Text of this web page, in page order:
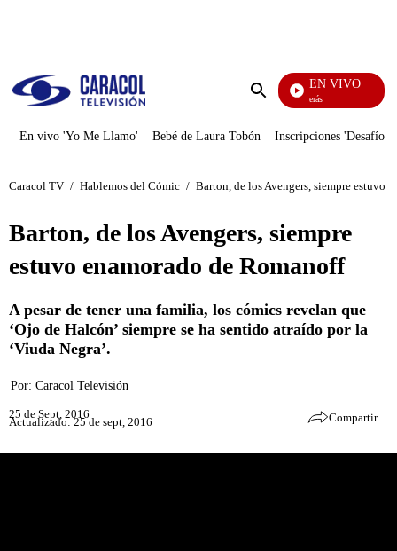
Enviar
EN VIVO
También Caerás
En vivo 'Yo Me Llamo' Bebé de Laura Tobón Inscripciones 'Desafío'
Caracol TV / Hablemos del Cómic / Barton, de los Avengers, siempre estuvo
Barton, de los Avengers, siempre
estuvo enamorado de Romanoff
A pesar de tener una familia, los cómics revelan que
‘Ojo de Halcón’ siempre se ha sentido atraído por la
‘Viuda Negra’.
Por: Caracol Televisión
25 de Sept, 2016
Actualizado: 25 de sept, 2016 Compartir